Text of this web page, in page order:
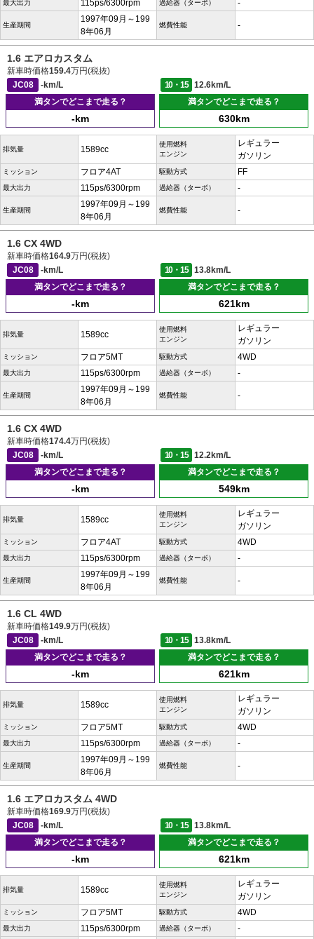
最大出力 115ps/6300rpm 過給器（ターボ） -
生産期間
1997年09月～199
8年06月
燃費性能 -
1.6 エアロカスタム
新車時価格159.4万円(税抜)
JC08
-km/L 10・15
12.6km/L
満タンでどこまで走る？
-km
満タンでどこまで走る？
630km
排気量 1589cc
使用燃料
エンジン
レギュラー
ガソリン
ミッション フロア4AT 駆動方式 FF
最大出力 115ps/6300rpm 過給器（ターボ） -
生産期間
1997年09月～199
8年06月
燃費性能 -
1.6 CX 4WD
新車時価格164.9万円(税抜)
JC08
-km/L 10・15
13.8km/L
満タンでどこまで走る？
-km
満タンでどこまで走る？
621km
排気量 1589cc
使用燃料
エンジン
レギュラー
ガソリン
ミッション フロア5MT 駆動方式 4WD
最大出力 115ps/6300rpm 過給器（ターボ） -
生産期間
1997年09月～199
8年06月
燃費性能 -
1.6 CX 4WD
新車時価格174.4万円(税抜)
JC08
-km/L 10・15
12.2km/L
満タンでどこまで走る？
-km
満タンでどこまで走る？
549km
排気量 1589cc
使用燃料
エンジン
レギュラー
ガソリン
ミッション フロア4AT 駆動方式 4WD
最大出力 115ps/6300rpm 過給器（ターボ） -
生産期間
1997年09月～199
8年06月
燃費性能 -
1.6 CL 4WD
新車時価格149.9万円(税抜)
JC08
-km/L 10・15
13.8km/L
満タンでどこまで走る？
-km
満タンでどこまで走る？
621km
排気量 1589cc
使用燃料
エンジン
レギュラー
ガソリン
ミッション フロア5MT 駆動方式 4WD
最大出力 115ps/6300rpm 過給器（ターボ） -
生産期間
1997年09月～199
8年06月
燃費性能 -
1.6 エアロカスタム 4WD
新車時価格169.9万円(税抜)
JC08
-km/L 10・15
13.8km/L
満タンでどこまで走る？
-km
満タンでどこまで走る？
621km
排気量 1589cc
使用燃料
エンジン
レギュラー
ガソリン
ミッション フロア5MT 駆動方式 4WD
最大出力 115ps/6300rpm 過給器（ターボ） -